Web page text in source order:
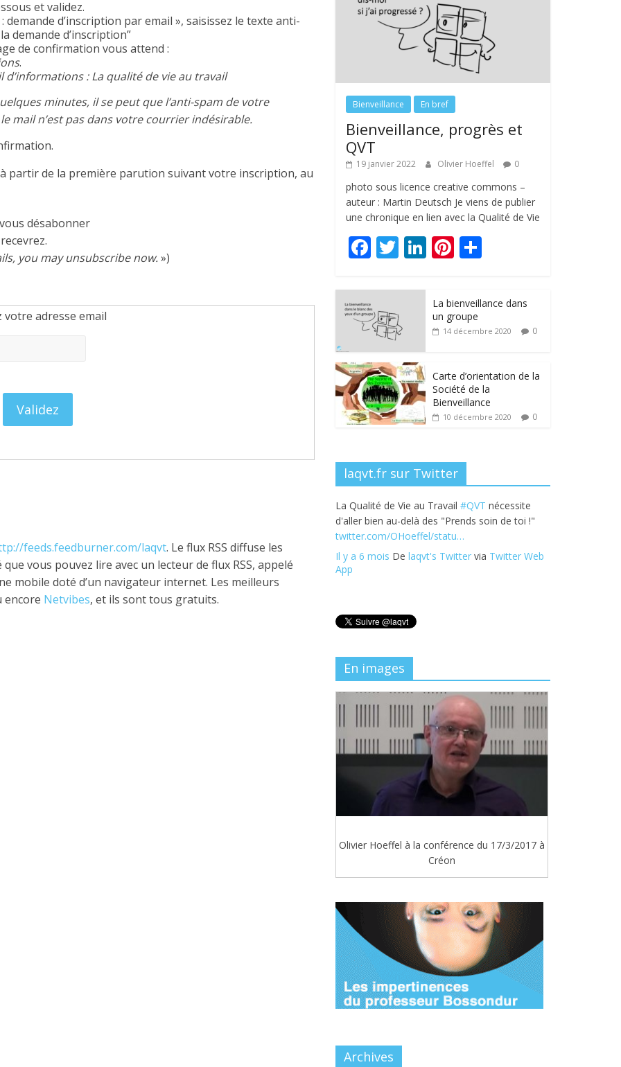
et validez.
demande d’inscription par email », saisissez le texte anti-
demande d’inscription”
de confirmation vous attend :
.
: La qualité de vie au travail
minutes, il se peut que l’anti-spam de votre
mail n’est pas dans votre courrier indésirable.
partir de la première parution suivant votre inscription, au
désabonner
you may unsubscribe now.»)
votre adresse email
feeds.feedburner.com/laqvt. Le flux RSS diffuse les
vous pouvez lire avec un lecteur de flux RSS, appelé
mobile doté d’un navigateur internet. Les meilleurs
encore Netvibes, et ils sont tous gratuits.
Bienveillance En bref
Bienveillance, progrès et
QVT
19 janvier 2022 Olivier Hoeffel 0
photo sous licence creative commons –
auteur : Martin Deutsch Je viens de publier
une chronique en lien avec la Qualité de Vie
F
e
b
o
o
k
T
itt
er
Li
e
dI
Pi
e
st
g
er
La bienveillance dans
un groupe
14 décembre 2020 0
Carte d’orientation de la
Société de la
Bienveillance
10 décembre 2020 0
laqvt.fr sur Twitter
La Qualité de Vie au Travail #QVT nécessite
d'aller bien au-delà des "Prends soin de toi !"
twitter.com/OHoeffel/statu…
Il y a 6 mois De laqvt's Twitter via Twitter Web
App
En images
Olivier Hoeffel à la conférence du 17/3/2017 à
Créon
Archives